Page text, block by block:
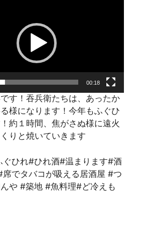
00:18
す！吞兵衛たちは、あったか
様になります！今年もふぐひ
約１時間、焦がさぬ様に遠火
りと焼いていきます
ひれ#ひれ酒#温まります#酒
でタバコが吸える居酒屋 #つ
や #築地 #魚料理#ど冷えも